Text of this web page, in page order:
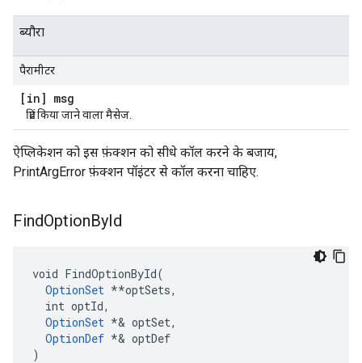
ब्यौरा
पैरामीटर
[in] msg
प्रिंट किया जाने वाला मैसेज.
ऐप्लिकेशन को इस फ़ंक्शन को सीधे कॉल करने के बजाय,
PrintArgError फ़ंक्शन पॉइंटर से कॉल करना चाहिए.
FindOptionById
void FindOptionById(
OptionSet **optSets,
  int optId,
OptionSet *& optSet,
OptionDef *& optDef
)